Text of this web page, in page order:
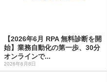
【2026年6月 RPA 無料診断を開
始】業務自動化の第一歩、30分
オンラインで...
2026年6月8日